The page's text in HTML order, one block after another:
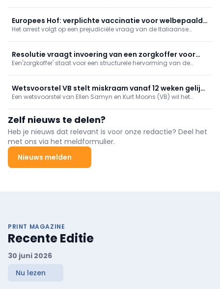
officieel boven de doopvont gehouden.
Europees Hof: verplichte vaccinatie voor welbepaalde
beroepsgroep discrimineert niet
Het arrest volgt op een prejudiciële vraag van de Italiaanse
Resolutie vraagt invoering van een zorgkoffer voor
mantelzorgers
Een'zorgkoffer' staat voor een structurele hervorming van de
Wetsvoorstel VB stelt miskraam vanaf 12 weken gelijk
met verlies kind
Een wetsvoorstel van Ellen Samyn en Kurt Moons (VB) wil het
gelijkgesteld worden aan het overlijden van een kind.
Zelf nieuws te delen?
Heb je nieuws dat relevant is voor onze redactie? Deel het
met ons via het meldformulier.
Nieuws melden
PRINT MAGAZINE
Recente Editie
30 juni 2026
Nu lezen